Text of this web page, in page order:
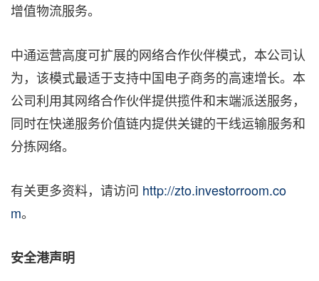
增值物流服务。
中通运营高度可扩展的网络合作伙伴模式，本公司认
为，该模式最适于支持中国电子商务的高速增长。本
公司利用其网络合作伙伴提供揽件和末端派送服务，
同时在快递服务价值链内提供关键的干线运输服务和
分拣网络。
有关更多资料，请访问 http://zto.investorroom.co
m。
安全港声明